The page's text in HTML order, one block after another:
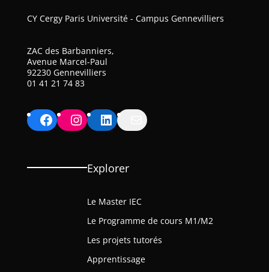
CY Cergy Paris Université - Campus Gennevilliers
ZAC des Barbanniers,
Avenue Marcel-Paul
92230 Gennevilliers
01 41 21 74 83
Facebook Instagram LinkedIn
Explorer
Le Master IEC
Le Programme de cours M1/M2
Les projets tutorés
Apprentissage